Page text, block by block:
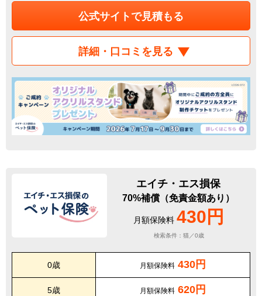
公式サイトで見積もる
詳細・口コミを見る
エイチ・エス損保
70%補償（免責金額あり）
月額保険料 430円
検索条件：猫／0歳
0歳 月額保険料 430円
5歳 月額保険料 620円